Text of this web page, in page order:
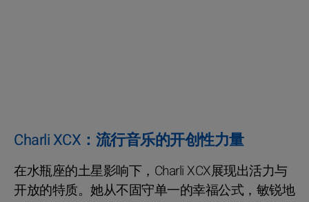
Charli XCX：流行音乐的开创性力量
在水瓶座的土星影响下，Charli XCX展现出活力与
开放的特质。她从不固守单一的幸福公式，敏锐地